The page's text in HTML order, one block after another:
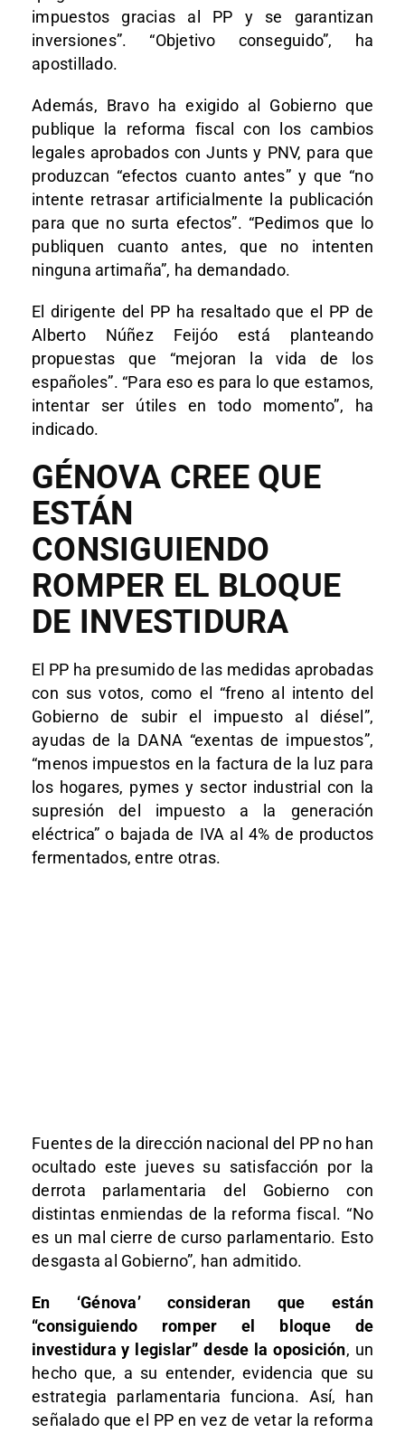
impuestos gracias al PP y se garantizan
inversiones”. “Objetivo conseguido”, ha
apostillado.
Además, Bravo ha exigido al Gobierno que
publique la reforma fiscal con los cambios
legales aprobados con Junts y PNV, para que
produzcan “efectos cuanto antes” y que “no
intente retrasar artificialmente la publicación
para que no surta efectos”. “Pedimos que lo
publiquen cuanto antes, que no intenten
ninguna artimaña”, ha demandado.
El dirigente del PP ha resaltado que el PP de
Alberto Núñez Feijóo está planteando
propuestas que “mejoran la vida de los
españoles”. “Para eso es para lo que estamos,
intentar ser útiles en todo momento”, ha
indicado.
GÉNOVA CREE QUE
ESTÁN
CONSIGUIENDO
ROMPER EL BLOQUE
DE INVESTIDURA
El PP ha presumido de las medidas aprobadas
con sus votos, como el “freno al intento del
Gobierno de subir el impuesto al diésel”,
ayudas de la DANA “exentas de impuestos”,
“menos impuestos en la factura de la luz para
los hogares, pymes y sector industrial con la
supresión del impuesto a la generación
eléctrica” o bajada de IVA al 4% de productos
fermentados, entre otras.
Fuentes de la dirección nacional del PP no han
ocultado este jueves su satisfacción por la
derrota parlamentaria del Gobierno con
distintas enmiendas de la reforma fiscal. “No
es un mal cierre de curso parlamentario. Esto
desgasta al Gobierno”, han admitido.
En ‘Génova’ consideran que están
“consiguiendo romper el bloque de
investidura y legislar” desde la oposición, un
hecho que, a su entender, evidencia que su
estrategia parlamentaria funciona. Así, han
señalado que el PP en vez de vetar la reforma